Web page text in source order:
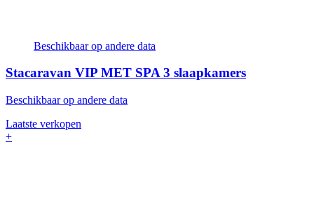
Beschikbaar op andere data
Stacaravan VIP MET SPA3 slaapkamers
Beschikbaar op andere data
Laatste verkopen
+